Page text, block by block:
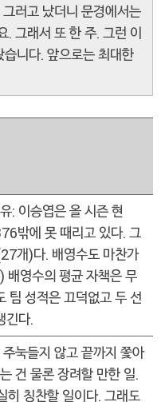
러고 났더니 문경에서는
. 그래서 또 한 주. 그런 이
니다. 앞으로는 최대한
: 이승엽은 올 시즌 현
밖에 못 때리고 있다. 그
개)다. 배영수도 마찬가
배영수의 평균 자책은 무
팀 성적은 끄덕없고 두 선
긴다.
눅들지 않고 끝까지 쫓아
건 물론 장려할 만한 일.
히 칭찬할 일이다. 그래도